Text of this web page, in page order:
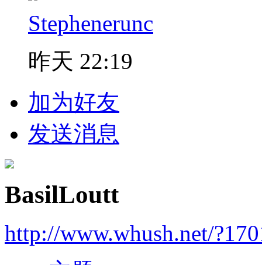
Stephenerunc
昨天 22:19
加为好友
发送消息
BasilLoutt
http://www.whush.net/